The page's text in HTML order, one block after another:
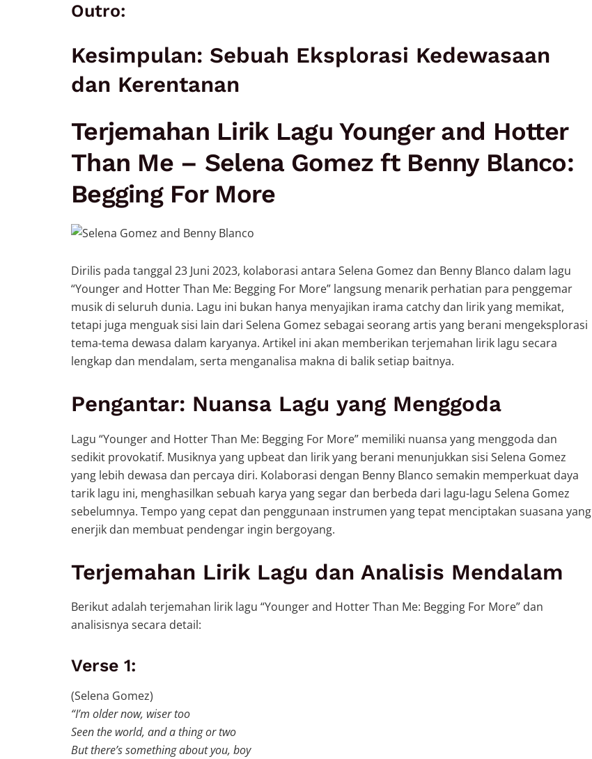
Outro:
Kesimpulan: Sebuah Eksplorasi Kedewasaan
dan Kerentanan
Terjemahan Lirik Lagu Younger and Hotter
Than Me – Selena Gomez ft Benny Blanco:
Begging For More
Dirilis pada tanggal 23 Juni 2023, kolaborasi antara Selena Gomez dan Benny Blanco dalam lagu
“Younger and Hotter Than Me: Begging For More” langsung menarik perhatian para penggemar
musik di seluruh dunia. Lagu ini bukan hanya menyajikan irama catchy dan lirik yang memikat,
tetapi juga menguak sisi lain dari Selena Gomez sebagai seorang artis yang berani mengeksplorasi
tema-tema dewasa dalam karyanya. Artikel ini akan memberikan terjemahan lirik lagu secara
lengkap dan mendalam, serta menganalisa makna di balik setiap baitnya.
Pengantar: Nuansa Lagu yang Menggoda
Lagu “Younger and Hotter Than Me: Begging For More” memiliki nuansa yang menggoda dan
sedikit provokatif. Musiknya yang upbeat dan lirik yang berani menunjukkan sisi Selena Gomez
yang lebih dewasa dan percaya diri. Kolaborasi dengan Benny Blanco semakin memperkuat daya
tarik lagu ini, menghasilkan sebuah karya yang segar dan berbeda dari lagu-lagu Selena Gomez
sebelumnya. Tempo yang cepat dan penggunaan instrumen yang tepat menciptakan suasana yang
enerjik dan membuat pendengar ingin bergoyang.
Terjemahan Lirik Lagu dan Analisis Mendalam
Berikut adalah terjemahan lirik lagu “Younger and Hotter Than Me: Begging For More” dan
analisisnya secara detail:
Verse 1:
(Selena Gomez)
“I’m older now, wiser too
Seen the world, and a thing or two
But there’s something about you, boy